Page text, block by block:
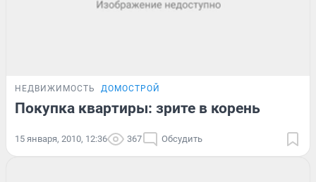
НЕДВИЖИМОСТЬ ДОМОСТРОЙ
Покупка квартиры: зрите в корень
15 января, 2010, 12:36 367 Обсудить